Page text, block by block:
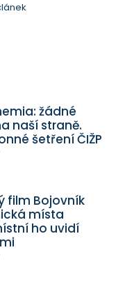
žádné
naší straně.
šetření ČIŽP
film Bojovník
místa
ho uvidí